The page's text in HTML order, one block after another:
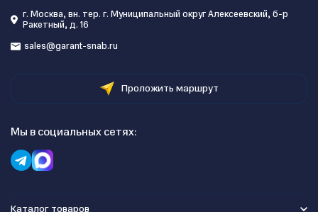
г. Москва, вн. тер. г. Муниципальный округ Алексеевский, б-р
Ракетный, д. 16
sales@garant-snab.ru
Проложить маршрут
Мы в социальных сетях:
Каталог товаров